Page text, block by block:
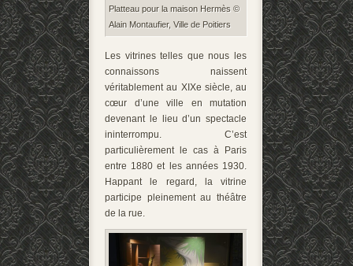
Platteau pour la maison Hermès ©
Alain Montaufier, Ville de Poitiers
Les vitrines telles que nous les
connaissons naissent
véritablement au XIXe siècle, au
cœur d’une ville en mutation
devenant le lieu d’un spectacle
ininterrompu. C’est
particulièrement le cas à Paris
entre 1880 et les années 1930.
Happant le regard, la vitrine
participe pleinement au théâtre
de la rue.